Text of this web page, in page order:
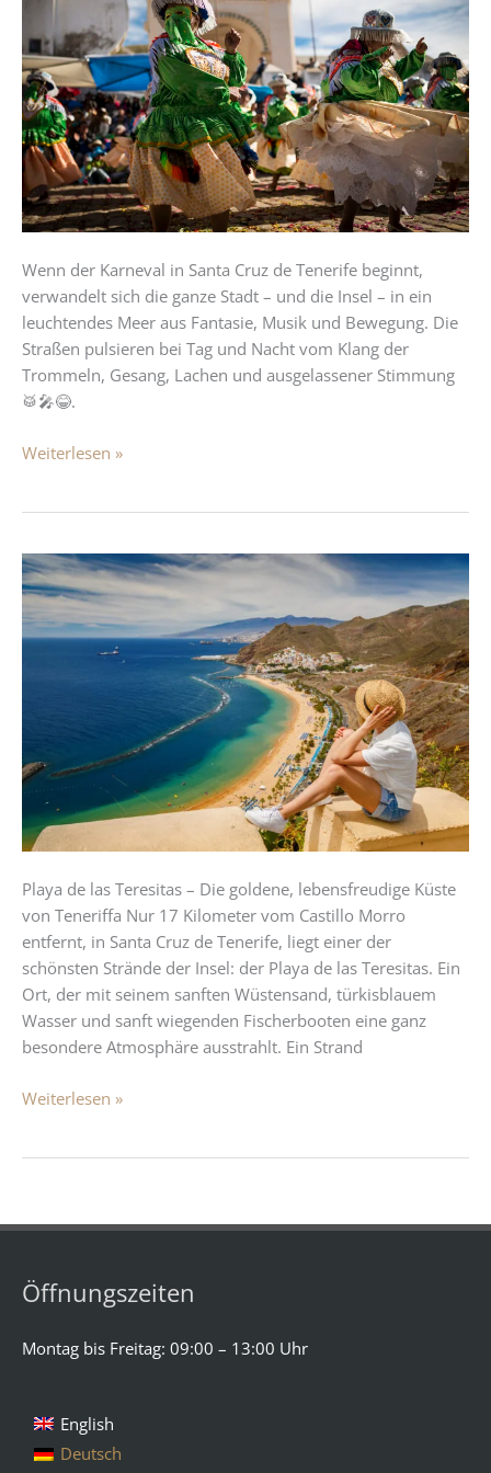
Wenn der Karneval in Santa Cruz de Tenerife beginnt,
verwandelt sich die ganze Stadt – und die Insel – in ein
leuchtendes Meer aus Fantasie, Musik und Bewegung. Die
Straßen pulsieren bei Tag und Nacht vom Klang der
Trommeln, Gesang, Lachen und ausgelassener Stimmung
🥁🎤😂.
Santa
Cruz
de
Tenerife:
Farben,
Musik
und
pure
Weiterlesen »
Playa de las Teresitas – Die goldene, lebensfreudige Küste
von Teneriffa Nur 17 Kilometer vom Castillo Morro
entfernt, in Santa Cruz de Tenerife, liegt einer der
schönsten Strände der Insel: der Playa de las Teresitas. Ein
Ort, der mit seinem sanften Wüstensand, türkisblauem
Wasser und sanft wiegenden Fischerbooten eine ganz
besondere Atmosphäre ausstrahlt. Ein Strand
Playa
de
las
Teresitas-
Teneriffa
Weiterlesen »
Öffnungszeiten
Montag bis Freitag: 09:00 – 13:00 Uhr
English
Deutsch